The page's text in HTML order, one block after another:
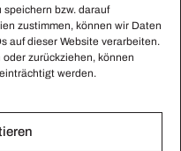
bzw. darauf
zustimmen, können wir Daten
auf dieser Website verarbeiten.
zurückziehen, können
werden.
Beiträge zu Maria